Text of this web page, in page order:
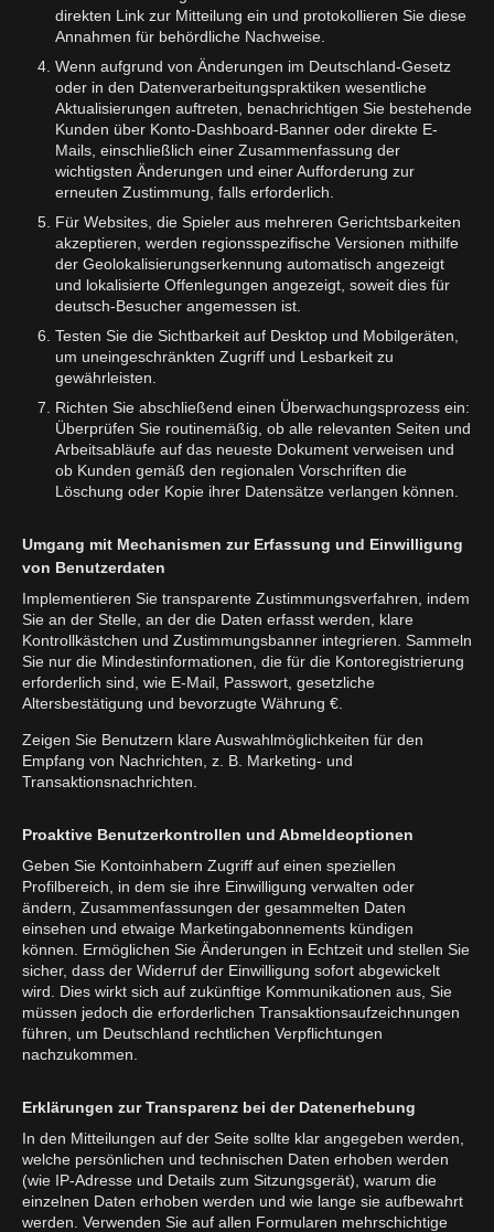
direkten Link zur Mitteilung ein und protokollieren Sie diese
Annahmen für behördliche Nachweise.
Wenn aufgrund von Änderungen im Deutschland-Gesetz
oder in den Datenverarbeitungspraktiken wesentliche
Aktualisierungen auftreten, benachrichtigen Sie bestehende
Kunden über Konto-Dashboard-Banner oder direkte E-
Mails, einschließlich einer Zusammenfassung der
wichtigsten Änderungen und einer Aufforderung zur
erneuten Zustimmung, falls erforderlich.
Für Websites, die Spieler aus mehreren Gerichtsbarkeiten
akzeptieren, werden regionsspezifische Versionen mithilfe
der Geolokalisierungserkennung automatisch angezeigt
und lokalisierte Offenlegungen angezeigt, soweit dies für
deutsch-Besucher angemessen ist.
Testen Sie die Sichtbarkeit auf Desktop und Mobilgeräten,
um uneingeschränkten Zugriff und Lesbarkeit zu
gewährleisten.
Richten Sie abschließend einen Überwachungsprozess ein:
Überprüfen Sie routinemäßig, ob alle relevanten Seiten und
Arbeitsabläufe auf das neueste Dokument verweisen und
ob Kunden gemäß den regionalen Vorschriften die
Löschung oder Kopie ihrer Datensätze verlangen können.
Umgang mit Mechanismen zur Erfassung und Einwilligung
von Benutzerdaten
Implementieren Sie transparente Zustimmungsverfahren, indem
Sie an der Stelle, an der die Daten erfasst werden, klare
Kontrollkästchen und Zustimmungsbanner integrieren. Sammeln
Sie nur die Mindestinformationen, die für die Kontoregistrierung
erforderlich sind, wie E-Mail, Passwort, gesetzliche
Altersbestätigung und bevorzugte Währung €.
Zeigen Sie Benutzern klare Auswahlmöglichkeiten für den
Empfang von Nachrichten, z. B. Marketing- und
Transaktionsnachrichten.
Proaktive Benutzerkontrollen und Abmeldeoptionen
Geben Sie Kontoinhabern Zugriff auf einen speziellen
Profilbereich, in dem sie ihre Einwilligung verwalten oder
ändern, Zusammenfassungen der gesammelten Daten
einsehen und etwaige Marketingabonnements kündigen
können. Ermöglichen Sie Änderungen in Echtzeit und stellen Sie
sicher, dass der Widerruf der Einwilligung sofort abgewickelt
wird. Dies wirkt sich auf zukünftige Kommunikationen aus, Sie
müssen jedoch die erforderlichen Transaktionsaufzeichnungen
führen, um Deutschland rechtlichen Verpflichtungen
nachzukommen.
Erklärungen zur Transparenz bei der Datenerhebung
In den Mitteilungen auf der Seite sollte klar angegeben werden,
welche persönlichen und technischen Daten erhoben werden
(wie IP-Adresse und Details zum Sitzungsgerät), warum die
einzelnen Daten erhoben werden und wie lange sie aufbewahrt
werden. Verwenden Sie auf allen Formularen mehrschichtige